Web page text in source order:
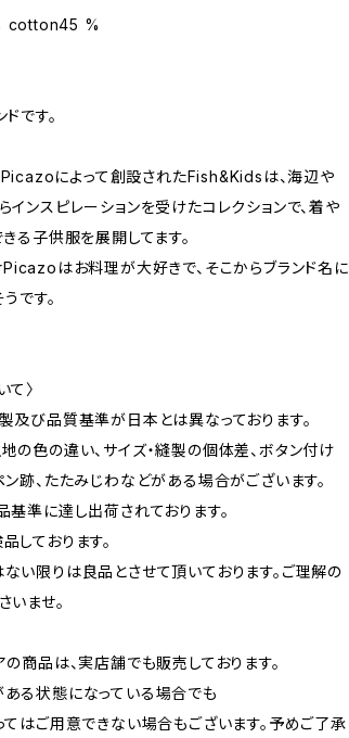
cotton45 %
です。
によって創設されたFish&Kidsは、海辺や
インスピレーションを受けたコレクションで、着や
きる子供服を展開してます。
はお料理が大好きで、そこからブランド名に
です。
て〉
及び品質基準が日本とは異なっております。
の色の違い、サイズ・縫製の個体差、ボタン付け
ン跡、たたみじわなどがある場合がございます。
基準に達し出荷されております。
しております。
い限りは良品とさせて頂いております。ご理解の
いませ。
の商品は、実店舗でも販売しております。
る状態になっている場合でも
てはご用意できない場合もございます。予めご了承